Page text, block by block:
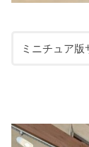
ミニチュア版